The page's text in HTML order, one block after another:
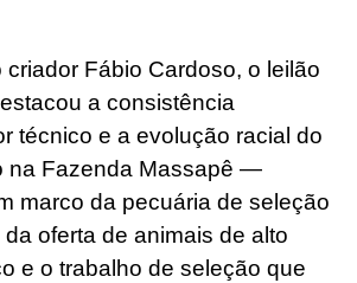
criador Fábio Cardoso, o leilão
a consistência
técnico e a evolução racial do
na Fazenda Massapê —
marco da pecuária de seleção
oferta de animais de alto
e o trabalho de seleção que